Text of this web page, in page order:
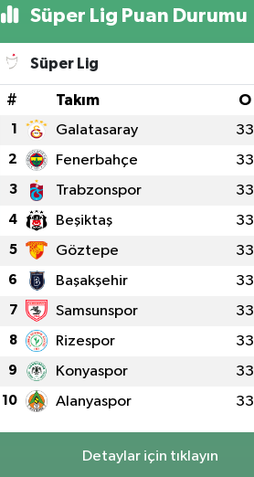
Süper Lig Puan Durumu
Süper Lig
# Takım O
1 Galatasaray 33
2 Fenerbahçe 33
3 Trabzonspor 33
4 Beşiktaş 33
5 Göztepe 33
6 Başakşehir 33
7 Samsunspor 33
8 Rizespor 33
9 Konyaspor 33
10 Alanyaspor 33
Detaylar için tıklayın